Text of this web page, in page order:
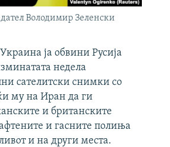
Володимир Зеленски
ја обвини Русија
недела
сателитски снимки со
му на Иран да ги
и британските
и гасните полиња
и на други места.